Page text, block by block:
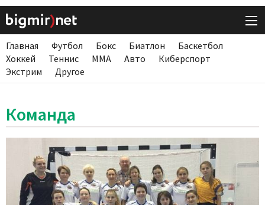
Главная Футбол Бокс Биатлон
Баскетбол
Хоккей
Теннис ММА Авто
Киберспорт
Экстрим
Другое
Команда